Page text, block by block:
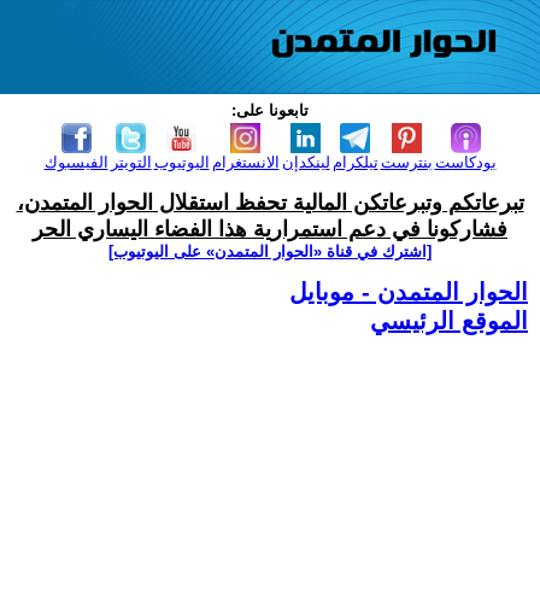
تابعونا على:
الفيسبوك التويتر اليوتيوب الانستغرام لينكدإن تيلكرامبنترست بودكاست
تبرعاتكم وتبرعاتكن المالية تحفظ استقلال الحوار المتمدن،
فشاركونا في دعم استمرارية هذا الفضاء اليساري الحر
[اشترك في قناة ‫«الحوار المتمدن» على اليوتيوب]
الحوار المتمدن - موبايل
الموقع الرئيسي